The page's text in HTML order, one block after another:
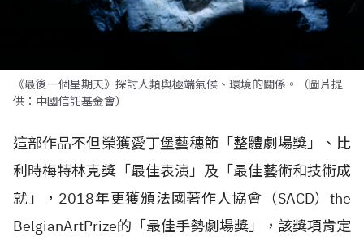
《最後一個星期天》探討人類與極端氣候、環境的關係。（圖片提
供：中國信託基金會）
這部作品不但榮獲愛丁堡藝穗節「整體劇場獎」、比
利時梅特林克獎「最佳表演」及「最佳藝術和技術成
就」， 2018年更獲頒法國著作人協會（SACD）the
BelgianArtPrize的「最佳手勢劇場獎」，該獎項肯定